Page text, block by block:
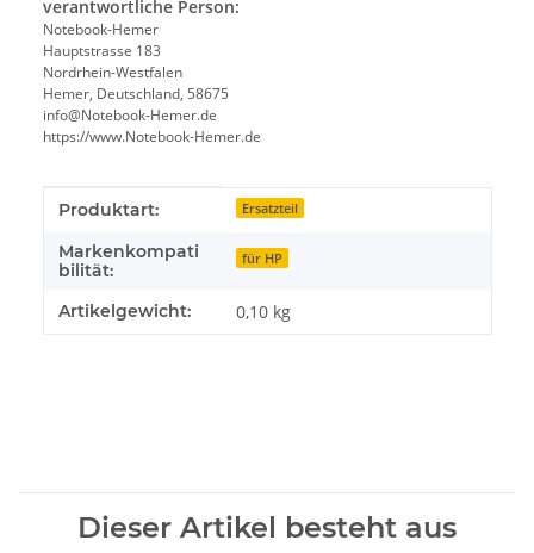
verantwortliche Person:
Notebook-Hemer
Hauptstrasse 183
Nordrhein-Westfalen
Hemer, Deutschland, 58675
info@Notebook-Hemer.de
https://www.Notebook-Hemer.de
Produkteigenschaft
Wert
Produktart: Ersatzteil
Markenkompati
bilität:
für HP
Artikelgewicht: 0,10 kg
Dieser Artikel besteht aus